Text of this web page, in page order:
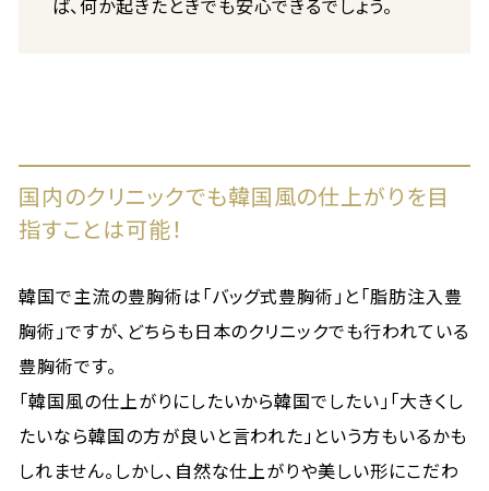
ば、何か起きたときでも安心できるでしょう。
国内のクリニックでも韓国風の仕上がりを目
指すことは可能！
韓国で主流の豊胸術は「バッグ式豊胸術」と「脂肪注入豊
胸術」ですが、どちらも日本のクリニックでも行われている
豊胸術です。
「韓国風の仕上がりにしたいから韓国でしたい」「大きくし
たいなら韓国の方が良いと言われた」という方もいるかも
しれません。しかし、自然な仕上がりや美しい形にこだわ